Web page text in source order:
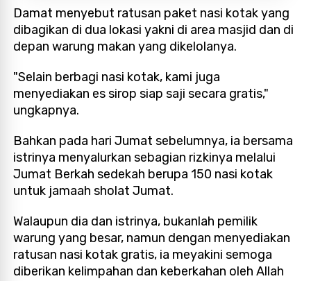
Damat menyebut ratusan paket nasi kotak yang
dibagikan di dua lokasi yakni di area masjid dan di
depan warung makan yang dikelolanya.
"Selain berbagi nasi kotak, kami juga
menyediakan es sirop siap saji secara gratis,"
ungkapnya.
Bahkan pada hari Jumat sebelumnya, ia bersama
istrinya menyalurkan sebagian rizkinya melalui
Jumat Berkah sedekah berupa 150 nasi kotak
untuk jamaah sholat Jumat.
Walaupun dia dan istrinya, bukanlah pemilik
warung yang besar, namun dengan menyediakan
ratusan nasi kotak gratis, ia meyakini semoga
diberikan kelimpahan dan keberkahan oleh Allah